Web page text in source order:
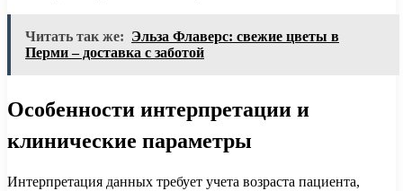
Читать так же: Эльза Флаверс: свежие цветы в
Перми – доставка с заботой
Особенности интерпретации и
клинические параметры
Интерпретация данных требует учета возраста пациента,